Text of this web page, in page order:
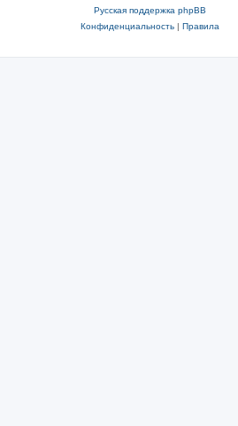
Русская поддержка phpBB
Конфиденциальность| Правила